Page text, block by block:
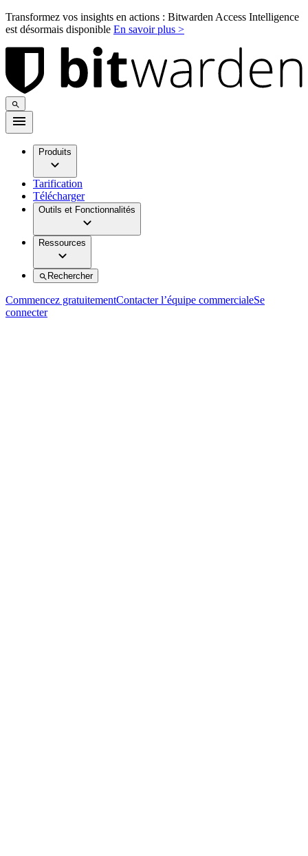
Transformez vos insights en actions : Bitwarden Access Intelligence
est désormais disponible En savoir plus >
Produits
Tarification
Télécharger
Outils et Fonctionnalités
Ressources
Rechercher
Commencez gratuitementContacter l’équipe commercialeSe
connecter